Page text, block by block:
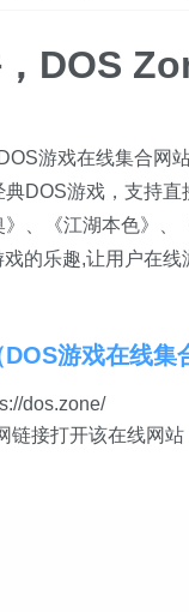
DOS
游戏在线集合网
DOS游戏，支持
》、《江湖本色》
的乐趣,让用户在
游戏在线集
dos.zone/
链接打开该在线网站